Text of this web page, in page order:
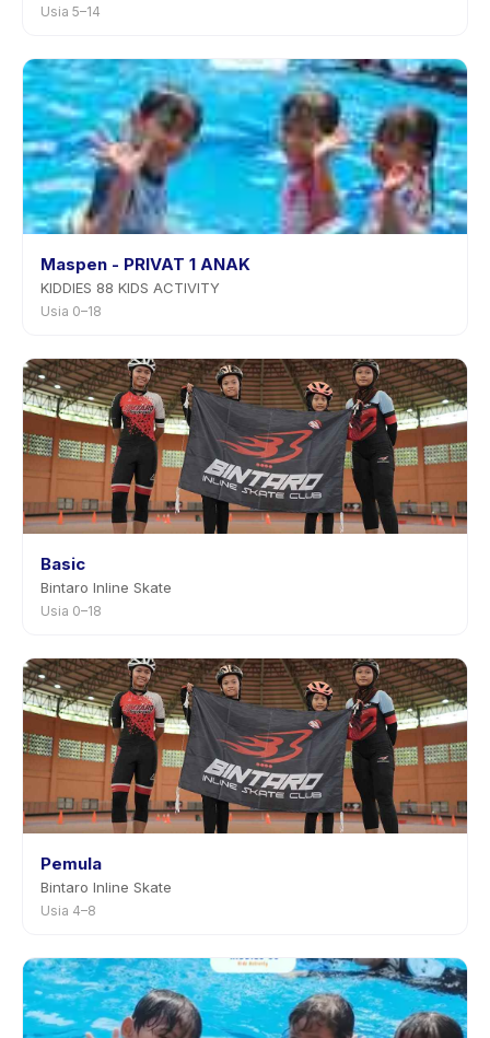
Usia 5–14
Maspen - PRIVAT 1 ANAK
KIDDIES 88 KIDS ACTIVITY
Usia 0–18
Basic
Bintaro Inline Skate
Usia 0–18
Pemula
Bintaro Inline Skate
Usia 4–8